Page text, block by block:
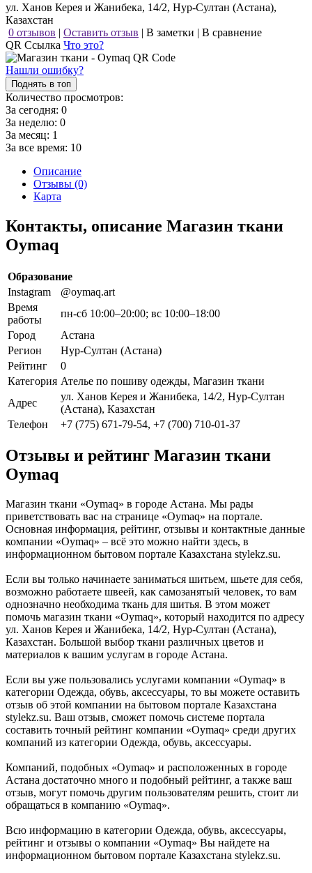
ул. Ханов Керея и Жанибека, 14/2, Нур-Султан (Астана),
Казахстан
0 отзывов | Оставить отзыв | В заметки | В сравнение
QR Ссылка Что это?
Нашли ошибку?
Поднять в топ
Количество просмотров:
За сегодня: 0
За неделю: 0
За месяц: 1
За все время: 10
Описание
Отзывы (0)
Карта
Контакты, описание Магазин ткани
Oymaq
Образование
Instagram
@oymaq.art
Время
работы
пн-сб 10:00–20:00; вс 10:00–18:00
Город
Астана
Регион
Нур-Султан (Астана)
Рейтинг
0
Категория Ателье по пошиву одежды, Магазин ткани
Адрес
ул. Ханов Керея и Жанибека, 14/2, Нур-Султан
(Астана), Казахстан
Телефон
+7 (775) 671-79-54, +7 (700) 710-01-37
Отзывы и рейтинг Магазин ткани
Oymaq
Магазин ткани «Oymaq» в городе Астана. Мы рады
приветствовать вас на странице «Oymaq» на портале.
Основная информация, рейтинг, отзывы и контактные данные
компании «Oymaq» – всё это можно найти здесь, в
информационном бытовом портале Казахстана stylekz.su.
Если вы только начинаете заниматься шитьем, шьете для себя,
возможно работаете швеей, как самозанятый человек, то вам
однозначно необходима ткань для шитья. В этом может
помочь магазин ткани «Oymaq», который находится по адресу
ул. Ханов Керея и Жанибека, 14/2, Нур-Султан (Астана),
Казахстан. Большой выбор ткани различных цветов и
материалов к вашим услугам в городе Астана.
Если вы уже пользовались услугами компании «Oymaq» в
категории Одежда, обувь, аксессуары, то вы можете оставить
отзыв об этой компании на бытовом портале Казахстана
stylekz.su. Ваш отзыв, сможет помочь системе портала
составить точный рейтинг компании «Oymaq» среди других
компаний из категории Одежда, обувь, аксессуары.
Компаний, подобных «Oymaq» и расположенных в городе
Астана достаточно много и подобный рейтинг, а также ваш
отзыв, могут помочь другим пользователям решить, стоит ли
обращаться в компанию «Oymaq».
Всю информацию в категории Одежда, обувь, аксессуары,
рейтинг и отзывы о компании «Oymaq» Вы найдете на
информационном бытовом портале Казахстана stylekz.su.